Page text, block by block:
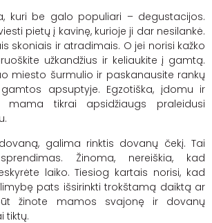
kuri be galo populiari – degustacijos.
pietų į kavinę, kurioje ji dar nesilankė.
skoniais ir atradimais. O jei norisi kažko
užkandžius ir keliaukite į gamtą.
miesto šurmulio ir paskanausite rankų
apsuptyje. Egzotiška, įdomu ir
mama tikrai apsidžiaugs praleidusi
galima rinktis dovanų čekį. Tai
Žinoma, nereiškia, kad
laiko. Tiesiog kartais norisi, kad
pats išsirinkti trokštamą daiktą ar
žinote mamos svajonę ir dovanų
tiktų.